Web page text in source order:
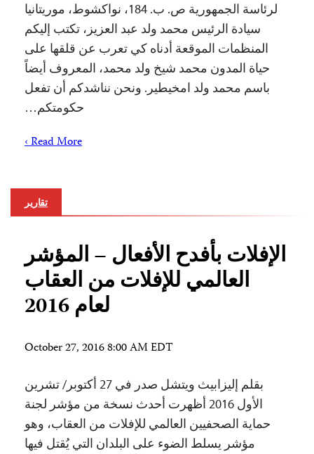
لرئاسة الجمهورية ص. ب. 184، نواكشوط، موريتانيا
سيادة الرئيس محمد ولد عبد العزيز، تكتب إليكم
المنظمات الموقعة أدناه كي تعرب عن قلقها على
حياة المدون محمد شيخ ولد محمد، المعروف أيضاً
باسم محمد ولد امخيطير. ونحن نناشدكم أن تفعل
حكومتكم…
Read More ›
تقارير
الإفلات بأفدح الأفعال – المؤشر
العالمي للإفلات من العقاب
لعام 2016
October 27, 2016 8:00 AM EDT
بقلم إليزابيث ويتشل صدر في 27 أكتوبر/ تشرين
الأول 2016 أظهرت أحدث نسخة من مؤشر لجنة
حماية الصحفيين العالمي للإفلات من العقاب، وهو
مؤشر يسلط الضوء على البلدان التي يُقتل فيها